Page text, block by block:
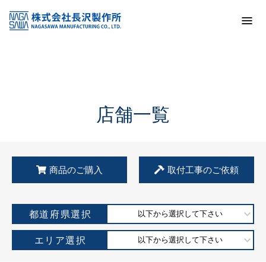
KSS加盟店・取扱店情報
店舗一覧
店舗一覧
商品のご購入 取付工事のご依頼
都道府県選択 以下から選択して下さい
エリア選択 以下から選択して下さい